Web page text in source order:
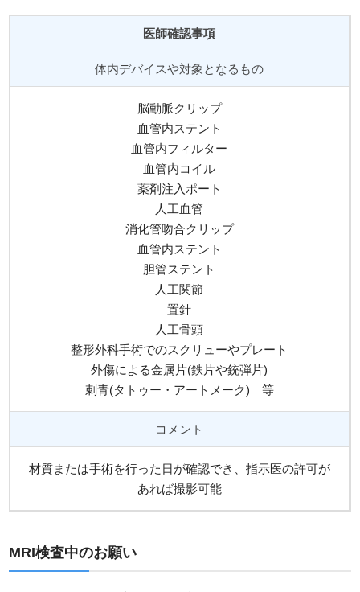
医師確認事項
体内デバイスや対象となるもの
脳動脈クリップ
血管内ステント
血管内フィルター
血管内コイル
薬剤注入ポート
人工血管
消化管吻合クリップ
血管内ステント
胆管ステント
人工関節
置針
人工骨頭
整形外科手術でのスクリューやプレート
外傷による金属片(鉄片や銃弾片)
刺青(タトゥー・アートメーク) 等
コメント
材質または手術を行った日が確認でき、指示医の許可が
あれば撮影可能
MRI検査中のお願い